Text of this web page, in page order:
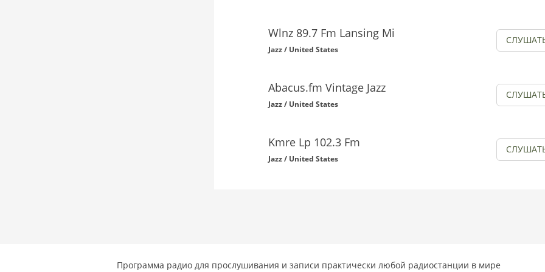
Wlnz 89.7 Fm Lansing Mi
Jazz / United States
Abacus.fm Vintage Jazz
Jazz / United States
Kmre Lp 102.3 Fm
Jazz / United States
Программа радио для прослушивания и записи практически любой радиостанции в мире